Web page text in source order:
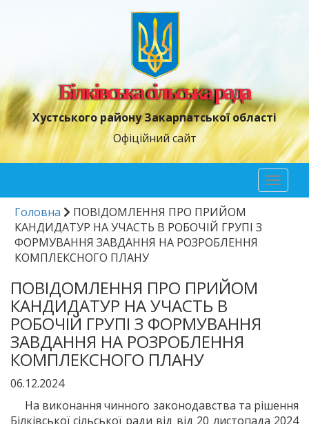
Білківська сільська рада
Хустського району Закарпатської області
Офіційний сайт
Toggle
Головна
ПОВІДОМЛЕННЯ ПРО ПРИЙОМ
КАНДИДАТУР НА УЧАСТЬ В РОБОЧІЙ ГРУПІ З
ФОРМУВАННЯ ЗАВДАННЯ НА РОЗРОБЛЕННЯ
КОМПЛЕКСНОГО ПЛАНУ
ПОВІДОМЛЕННЯ ПРО ПРИЙОМ
КАНДИДАТУР НА УЧАСТЬ В
РОБОЧІЙ ГРУПІ З ФОРМУВАННЯ
ЗАВДАННЯ НА РОЗРОБЛЕННЯ
КОМПЛЕКСНОГО ПЛАНУ
06.12.2024
На виконання чинного законодавства та рішення
Білківської сільської ради від від 20 листопада 2024